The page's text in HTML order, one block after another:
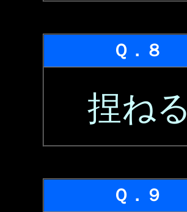
Ｑ．８
捏ねる
Ｑ．９